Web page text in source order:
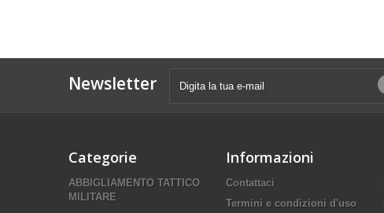
Newsletter
Categorie
ABBIGLIAMENTO TATTICO
MILITARE
Informazioni
Contattaci
Termini e condizioni d'uso